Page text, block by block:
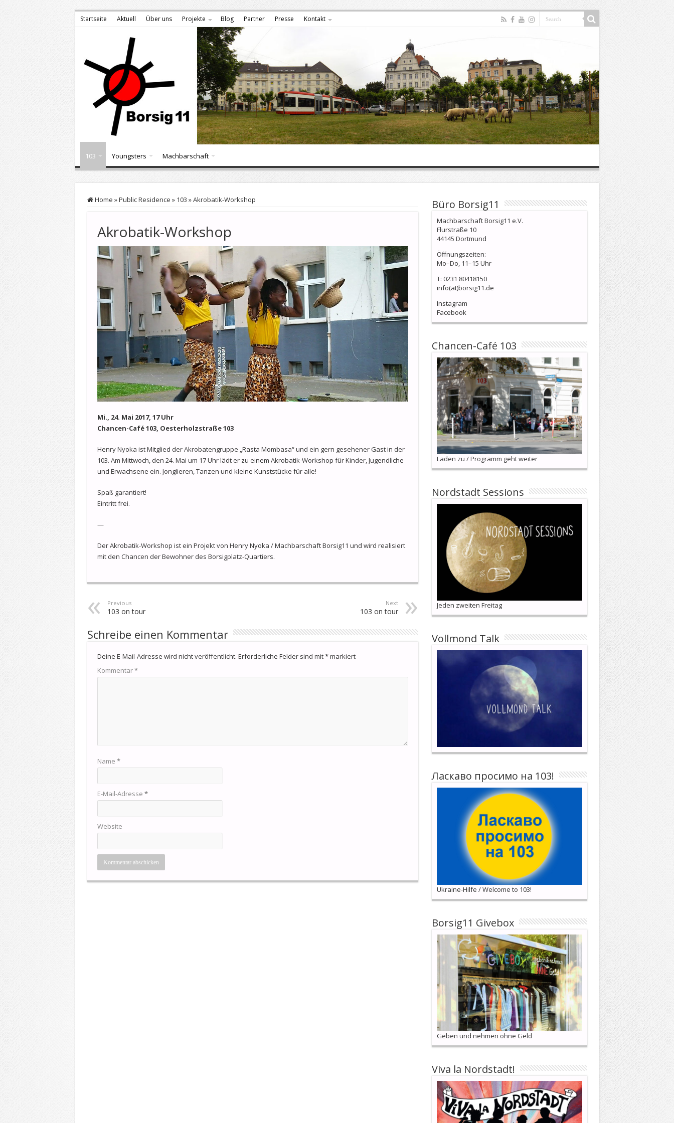
Startseite Aktuell Über uns Projekte Blog Partner Presse Kontakt
103 Youngsters Machbarschaft
Home »Public Residence » 103 »Akrobatik-Workshop
Akrobatik-Workshop
Mi., 24. Mai 2017, 17 Uhr
Chancen-Café 103, Oesterholzstraße 103
Henry Nyoka ist Mitglied der Akrobatengruppe „Rasta Mombasa“ und ein gern gesehener Gast in der
103. Am Mittwoch, den 24. Mai um 17 Uhr lädt er zu einem Akrobatik-Workshop für Kinder, Jugendliche
und Erwachsene ein. Jonglieren, Tanzen und kleine Kunststücke für alle!
Spaß garantiert!
Eintritt frei.
—
Der Akrobatik-Workshop ist ein Projekt von Henry Nyoka / Machbarschaft Borsig11 und wird realisiert
mit den Chancen der Bewohner des Borsigplatz-Quartiers.
Previous
103 on tour
Next
103 on tour
Schreibe einen Kommentar
Deine E-Mail-Adresse wird nicht veröffentlicht. Erforderliche Felder sind mit*markiert
Kommentar*
Name *
E-Mail-Adresse *
Website
Büro Borsig11
Machbarschaft Borsig11 e.V.
Flurstraße 10
44145 Dortmund
Öffnungszeiten:
Mo–Do, 11–15 Uhr
T: 0231 80418150
info(at)borsig11.de
Instagram
Facebook
Chancen-Café 103
Laden zu / Programm geht weiter
Nordstadt Sessions
Jeden zweiten Freitag
Vollmond Talk
Ласкаво просимо на 103!
Ukraine-Hilfe / Welcome to 103!
Borsig11 Givebox
Geben und nehmen ohne Geld
Viva la Nordstadt!